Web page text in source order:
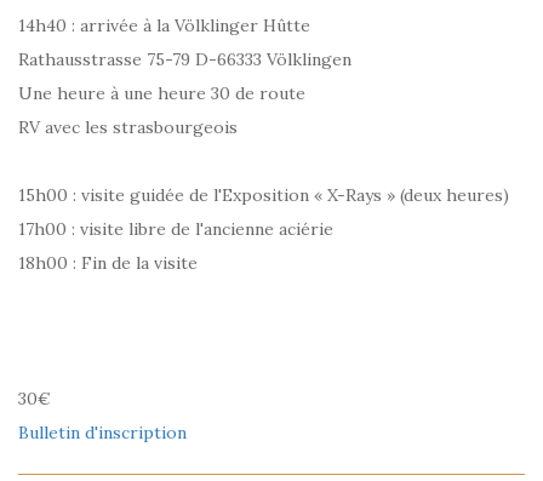
14h40 : arrivée à la Völklinger Hûtte
Rathausstrasse 75-79 D-66333 Völklingen
Une heure à une heure 30 de route
RV avec les strasbourgeois
15h00 : visite guidée de l'Exposition « X-Rays » (deux heures)
17h00 : visite libre de l'ancienne aciérie
18h00 : Fin de la visite
30€
Bulletin d'inscription